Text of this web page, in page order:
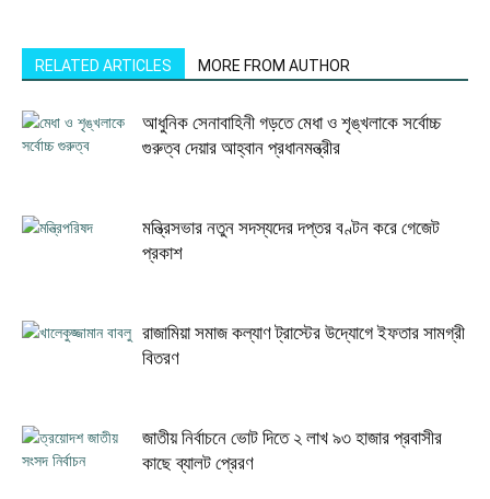
RELATED ARTICLES MORE FROM AUTHOR
আধুনিক সেনাবাহিনী গড়তে মেধা ও শৃঙ্খলাকে সর্বোচ্চ
গুরুত্ব দেয়ার আহ্বান প্রধানমন্ত্রীর
মন্ত্রিসভার নতুন সদস্যদের দপ্তর বণ্টন করে গেজেট
প্রকাশ
রাজামিয়া সমাজ কল্যাণ ট্রাস্টের উদ্যোগে ইফতার সামগ্রী
বিতরণ
জাতীয় নির্বাচনে ভোট দিতে ২ লাখ ৯৩ হাজার প্রবাসীর
কাছে ব্যালট প্রেরণ